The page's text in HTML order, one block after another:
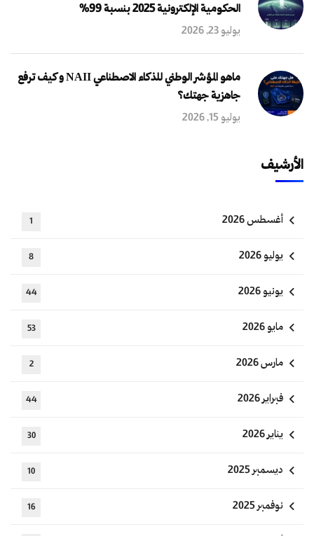
الحكومية الإلكترونية 2025 بنسبة 99%
يوليو 23, 2026
ماهو المؤشر الوطني للذكاء الاصطناعي NAII و كيف ترفع
جاهزية جهتك؟
يوليو 15, 2026
الأرشيف
أغسطس 2026 1
يوليو 2026 8
يونيو 2026 44
مايو 2026 53
مارس 2026 2
فبراير 2026 44
يناير 2026 30
ديسمبر 2025 10
نوفمبر 2025 16